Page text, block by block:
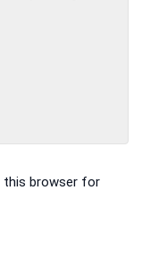
this browser for